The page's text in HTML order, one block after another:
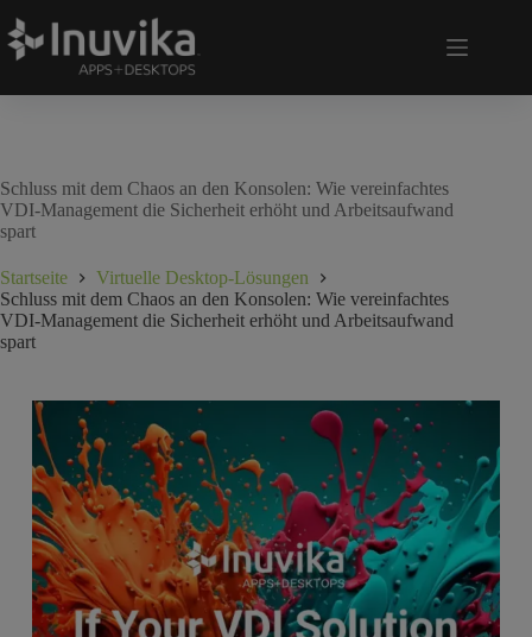
Schluss mit dem Chaos an den Konsolen: Wie vereinfachtes
VDI-Management die Sicherheit erhöht und Arbeitsaufwand
spart
Startseite
Virtuelle Desktop-Lösungen
Schluss mit dem Chaos an den Konsolen: Wie vereinfachtes
VDI-Management die Sicherheit erhöht und Arbeitsaufwand
spart